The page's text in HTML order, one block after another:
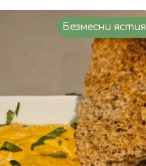
Безмесни ястия